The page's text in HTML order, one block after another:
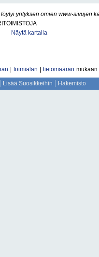
yrityksen omien www-sivujen
Näytä kartalla
toimialan tietomäärän mukaan
Lisää Suosikkeihin Hakemisto